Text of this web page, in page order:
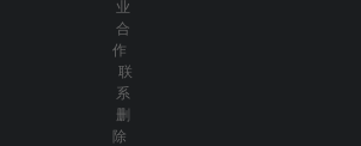
业
合
作
联
系
删
除